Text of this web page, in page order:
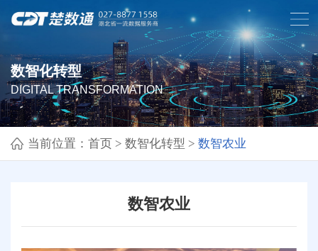
数智化转型
DIGITAL TRANSFORMATION
当前位置： 首页> 数智化转型 > 数智农业
数智农业